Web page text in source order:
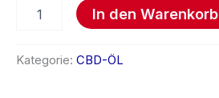
In den Warenkorb
Kategorie: CBD-ÖL